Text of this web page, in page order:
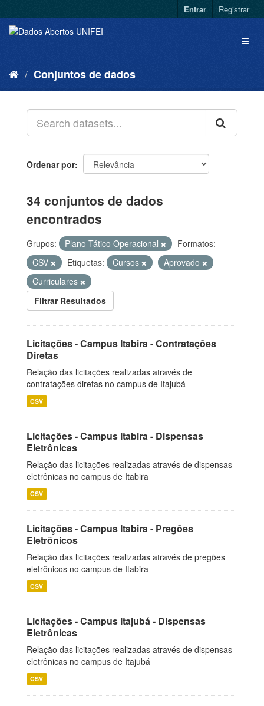
Entrar Registrar
Conjuntos de dados
Ordenar por
34 conjuntos de dados
encontrados
Grupos: Plano Tático Operacional
Formatos:
CSV
Etiquetas: Cursos
Aprovado
Curriculares
Filtrar Resultados
Licitações - Campus Itabira - Contratações
Diretas
Relação das licitações realizadas através de
contratações diretas no campus de Itajubá
CSV
Licitações - Campus Itabira - Dispensas
Eletrônicas
Relação das licitações realizadas através de dispensas
eletrônicas no campus de Itabira
CSV
Licitações - Campus Itabira - Pregões
Eletrônicos
Relação das licitações realizadas através de pregões
eletrônicos no campus de Itabira
CSV
Licitações - Campus Itajubá - Dispensas
Eletrônicas
Relação das licitações realizadas através de dispensas
eletrônicas no campus de Itajubá
CSV